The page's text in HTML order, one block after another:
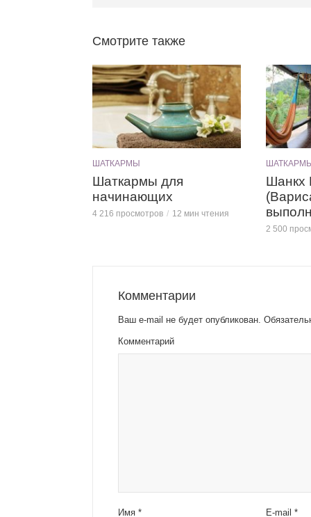
Смотрите также
ШАТКАРМЫ
Шаткармы для
начинающих
4 216 просмотров 12 мин чтения
Шанкх
2 500
Комментарии
Ваш e-mail не будет опубликован.
Комментарий
Имя * E-mail*